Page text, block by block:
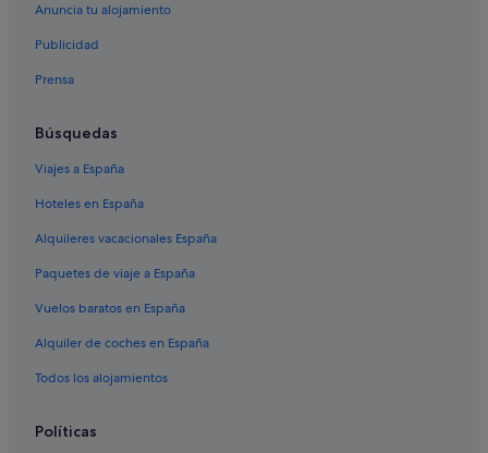
Anuncia tu alojamiento
Publicidad
Prensa
Búsquedas
Viajes a España
Hoteles en España
Alquileres vacacionales España
Paquetes de viaje a España
Vuelos baratos en España
Alquiler de coches en España
Todos los alojamientos
Políticas